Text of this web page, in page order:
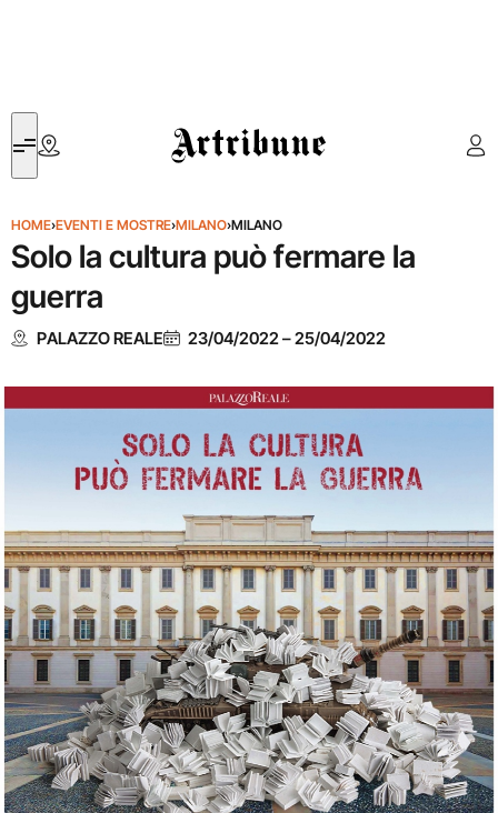
Artribune
HOME›EVENTI E MOSTRE›MILANO›MILANO
Solo la cultura può fermare la
guerra
PALAZZO REALE 23/04/2022–25/04/2022